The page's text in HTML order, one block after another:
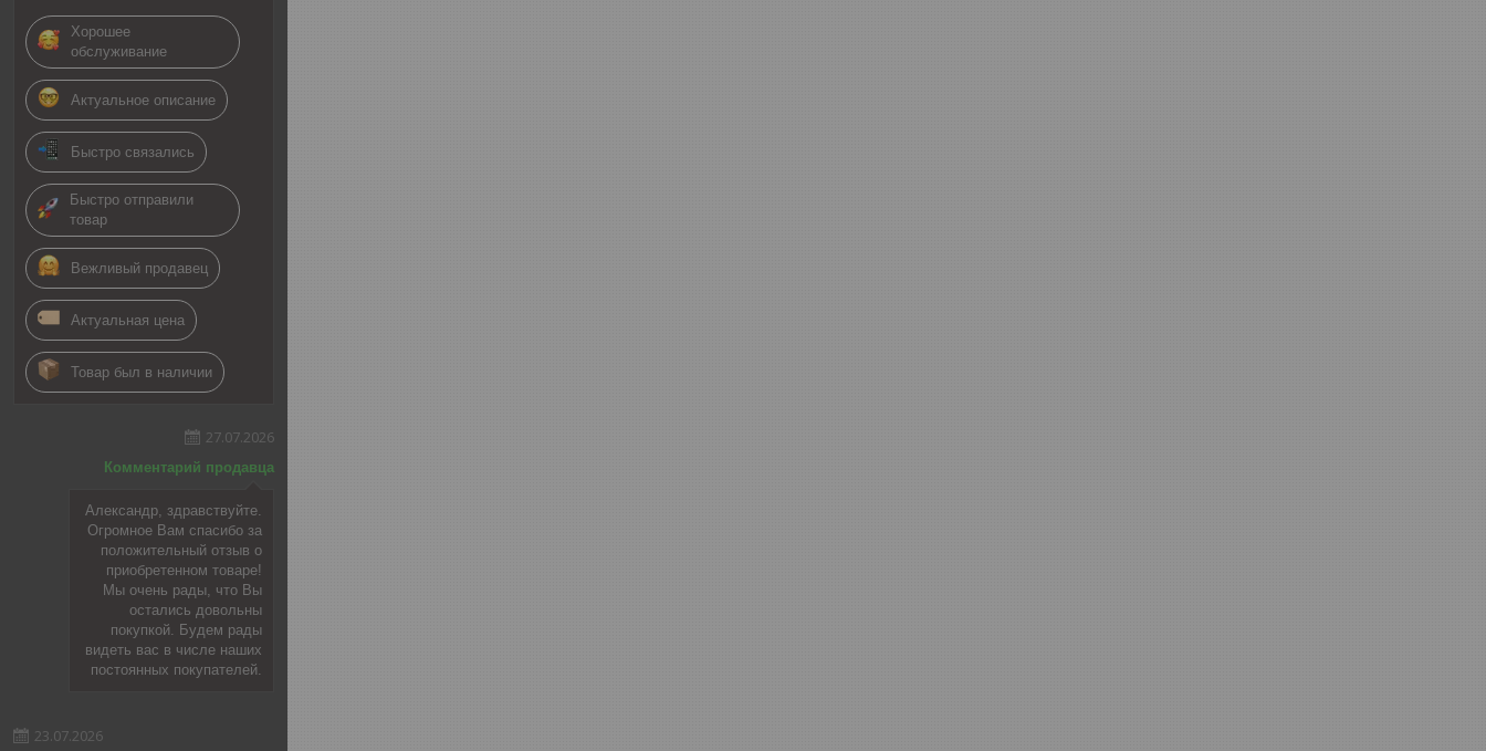
Хорошее
обслуживание
Актуальное описание
Быстро связались
Быстро отправили
товар
Вежливый продавец
Актуальная цена
Товар был в наличии
27.07.2026
Комментарий продавца
Александр, здравствуйте.
Огромное Вам спасибо за
положительный отзыв о
приобретенном товаре!
Мы очень рады, что Вы
остались довольны
покупкой. Будем рады
видеть вас в числе наших
постоянных покупателей.
23.07.2026